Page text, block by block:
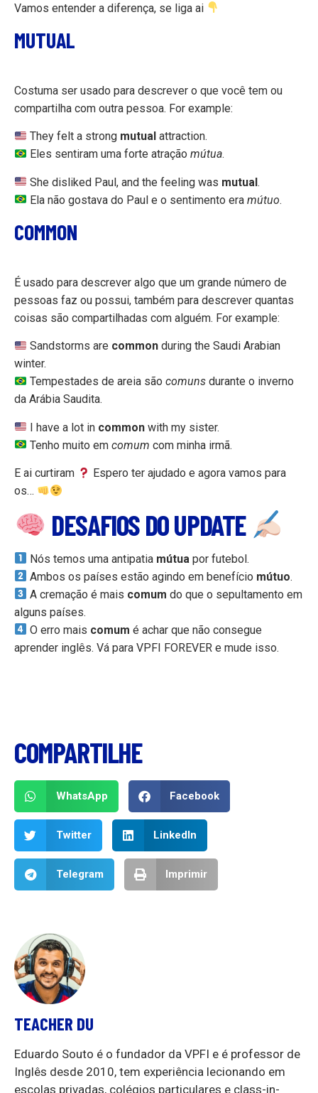
Vamos entender a diferença, se liga ai
MUTUAL
Costuma ser usado para descrever o que você tem ou
compartilha com outra pessoa. For example:
They felt a strong mutualattraction.
Eles sentiram uma forte atraçãomútua.
She disliked Paul, and the feeling was mutual.
Ela não gostava do Paul e o sentimento eramútuo.
COMMON
É usado para descrever algo que um grande número de
pessoas faz ou possui, também para descrever quantas
coisas são compartilhadas com alguém. For example:
Sandstorms are commonduring the Saudi Arabian
winter.
Tempestades de areia sãocomunsdurante o inverno
da Arábia Saudita.
I have a lot in commonwith my sister.
Tenho muito emcomumcom minha irmã.
E ai curtiram
Espero ter ajudado e agora vamos para
os…
DESAFIOS DO UPDATE
Nós temos uma antipatia mútuapor futebol.
Ambos os países estão agindo em benefício mútuo.
A cremação é mais comumdo que o sepultamento em
alguns países.
O erro mais comumé achar que não consegue
aprender inglês. Vá para VPFI FOREVER e mude isso.
COMPARTILHE
WhatsApp Facebook
Twitter LinkedIn
Telegram Imprimir
TEACHER DU
Eduardo Souto é o fundador da VPFI e é professor de
Inglês desde 2010, tem experiência lecionando em
escolas privadas, colégios particulares e class-in-